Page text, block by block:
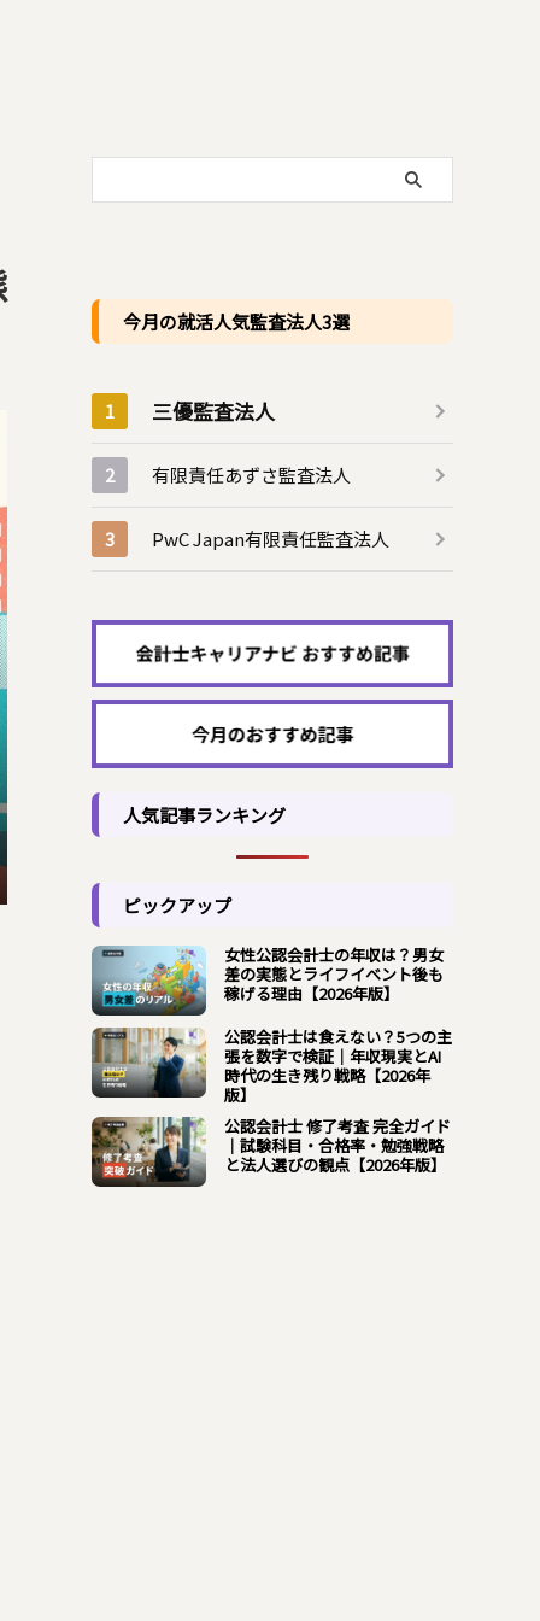
今月の就活人気監査法人3選
三優監査法人
有限責任あずさ監査法人
PwC Japan有限責任監査法人
人気記事ランキング
ピックアップ
女性公認会計士の年収は？男女
差の実態とライフイベント後も
稼げる理由【2026年版】
公認会計士は食えない？5つの主
張を数字で検証｜年収現実とAI
時代の生き残り戦略【2026年
版】
公認会計士 修了考査 完全ガイド
｜試験科目・合格率・勉強戦略
と法人選びの観点【2026年版】